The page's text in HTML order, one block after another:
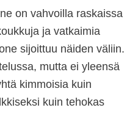
on vahvoilla raskaissa
ja vatkaimia
sijoittuu näiden väliin.
mutta ei yleensä
kimmoisia kuin
kuin tehokas